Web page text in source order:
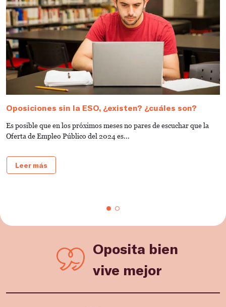
Oposiciones sin la ESO, ¿existen? ¿cuáles son?
Es posible que en los próximos meses no pares de escuchar que la
Oferta de Empleo Público del 2024 es...
Leer más
Oposita bien
vive mejor